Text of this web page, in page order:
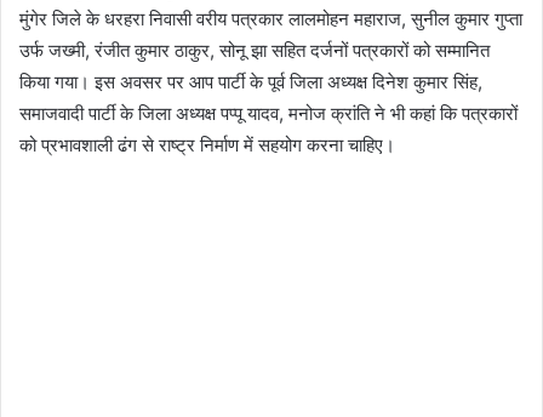
मुंगेर जिले के धरहरा निवासी वरीय पत्रकार लालमोहन महाराज, सुनील कुमार गुप्ता
उर्फ जख्मी, रंजीत कुमार ठाकुर, सोनू झा सहित दर्जनों पत्रकारों को सम्मानित
किया गया। इस अवसर पर आप पार्टी के पूर्व जिला अध्यक्ष दिनेश कुमार सिंह,
समाजवादी पार्टी के जिला अध्यक्ष पप्पू यादव, मनोज क्रांति ने भी कहां कि पत्रकारों
को प्रभावशाली ढंग से राष्ट्र निर्माण में सहयोग करना चाहिए।